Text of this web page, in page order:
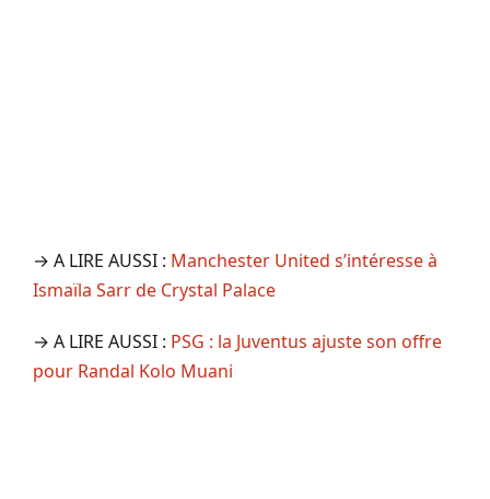
→ A LIRE AUSSI : Manchester United s’intéresse à
Ismaïla Sarr de Crystal Palace
→ A LIRE AUSSI : PSG : la Juventus ajuste son offre
pour Randal Kolo Muani